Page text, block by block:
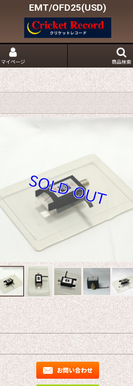
EMT/OFD25(USD)
マイページ 商品検索